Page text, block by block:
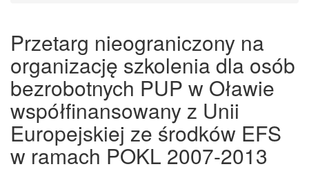
Przetarg nieograniczony na
organizację szkolenia dla osób
bezrobotnych PUP w Oławie
współfinansowany z Unii
Europejskiej ze środków EFS
w ramach POKL 2007-2013